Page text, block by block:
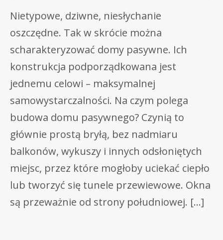
Nietypowe, dziwne, niesłychanie
oszczędne. Tak w skrócie można
scharakteryzować domy pasywne. Ich
konstrukcja podporządkowana jest
jednemu celowi – maksymalnej
samowystarczalności. Na czym polega
budowa domu pasywnego? Czynią to
głównie prostą bryłą, bez nadmiaru
balkonów, wykuszy i innych odsłoniętych
miejsc, przez które mogłoby uciekać ciepło
lub tworzyć się tunele przewiewowe. Okna
są przeważnie od strony południowej. […]